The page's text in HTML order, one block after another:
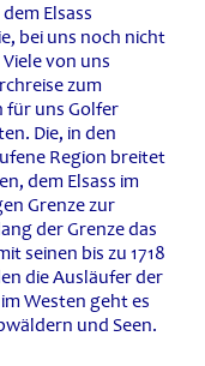
Elsass
bei uns noch nicht
von uns
zum
für uns Golfer
Die, in den
Region breitet
dem Elsass im
Grenze zur
der Grenze das
seinen bis zu 1718
die Ausläufer der
Westen geht es
und Seen.